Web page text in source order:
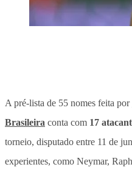
A pré-lista de 55 nomes feita por
Brasileira conta com 17
torneio, disputado entre 11 de
experientes, como Neymar,